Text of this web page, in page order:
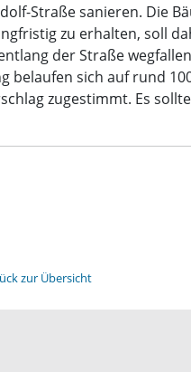
Straße sanieren. Die
zu erhalten, soll
der Straße
sich auf rund
zugestimmt. Es
zur Übersicht